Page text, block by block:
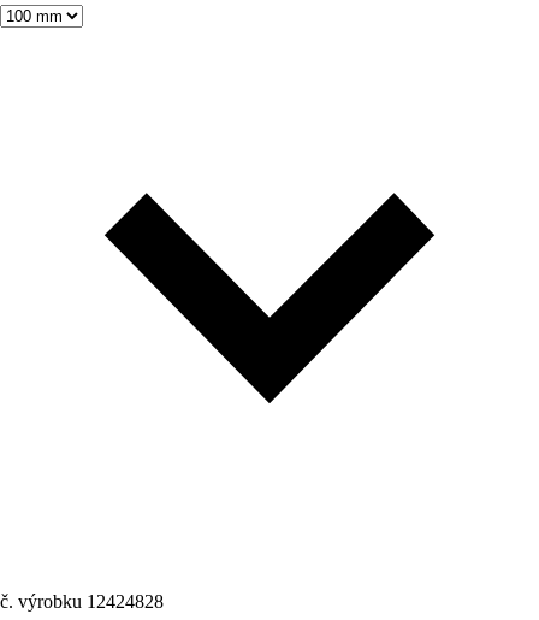
č. výrobku 12424828